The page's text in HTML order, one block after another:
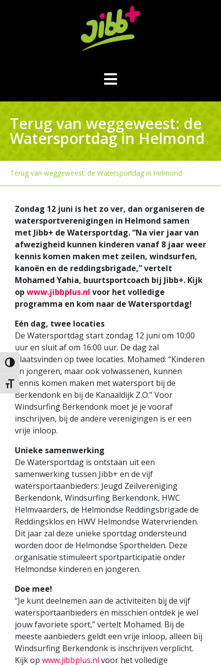
Keuze voor hoog contrast
Kies grootte van het lettertype
Terug van weggeweest: de
Watersportdag in Helmond
Terug van weggeweest: de Watersportdag in Helmond
Zondag 12 juni is het zo ver, dan organiseren de
watersportverenigingen in Helmond samen
met Jibb+ de Watersportdag. “Na vier jaar van
afwezigheid kunnen kinderen vanaf 8 jaar weer
kennis komen maken met zeilen, windsurfen,
kanoën en de reddingsbrigade,” vertelt
Mohamed Yahia, buurtsportcoach bij Jibb+. Kijk
op www.jibbplus.nl voor het volledige
programma en kom naar de Watersportdag!
Eén dag, twee locaties
De Watersportdag start zondag 12 juni om 10:00
uur en sluit af om 16:00 uur. De dag zal
plaatsvinden op twee locaties. Mohamed: “Kinderen
en jongeren, maar ook volwassenen, kunnen
kennis komen maken met watersport bij de
Berkendonk en bij de Kanaaldijk Z.O.” Voor
Windsurfing Berkendonk moet je je vooraf
inschrijven, bij de andere verenigingen is er een
vrije inloop.
Unieke samenwerking
De Watersportdag is ontstaan uit een
samenwerking tussen Jibb+ en de vijf
watersportaanbieders: Jeugd Zeilvereniging
Berkendonk, Windsurfing Berkendonk, HWC
Helmvaarders, de Helmondse Reddingsbrigade de
Reddingsklos en HWV Helmondse Watervrienden.
Dit jaar zal deze unieke sportdag ondersteund
worden door de Helmondse Sporthelden. Deze
organisatie stimuleert sportparticipatie onder
Helmondse kinderen en jongeren.
Doe mee!
“Je kunt deelnemen aan de activiteiten bij de vijf
watersportaanbieders en misschien ontdek je wel
jouw favoriete sport,” vertelt Mohamed. Bij de
meeste aanbieders geldt een vrije inloop, alleen bij
Windsurfing Berkendonk is inschrijven verplicht.
Kijk op www.jibbplus.nl voor het volledige